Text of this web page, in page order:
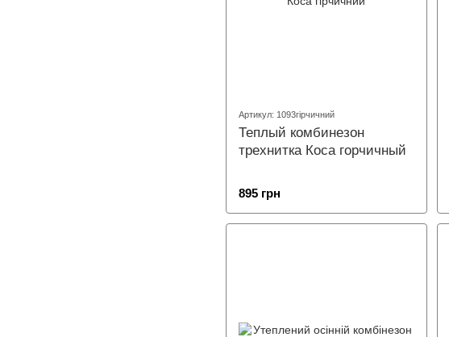
Артикул: 1093гірчичний
Теплый комбинезон
трехнитка Коса горчичный
895 грн